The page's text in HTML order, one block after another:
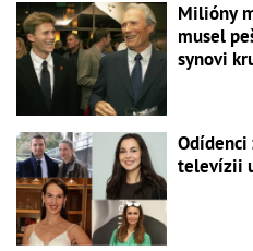
Milióny
musel
synovi
Odídenci
televízii